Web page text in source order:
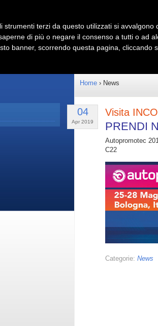
Shop
Automotive
Home › News
Visita
04
Apr 2019 PRENDI
Autopromotec
C22
Categorie: News
strumenti terzi da questo utilizzati si
di più o negare il consenso a tutti o ad
banner, scorrendo questa pagina, cliccando